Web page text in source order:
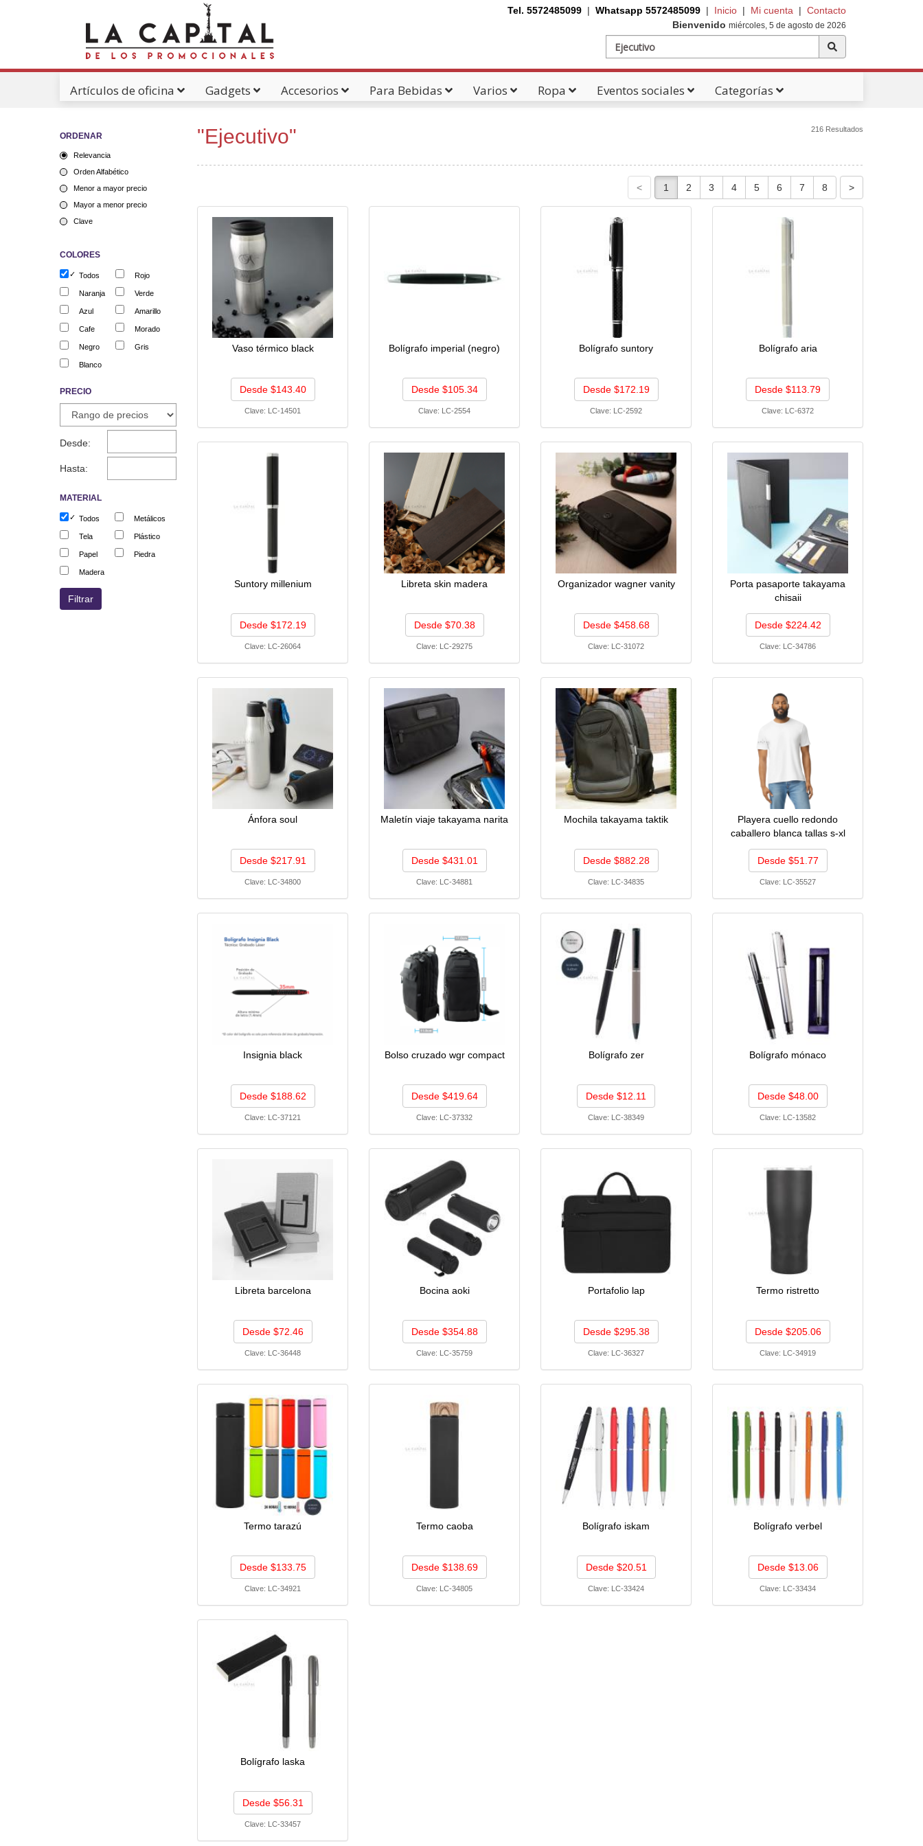
Tel. 5572485099 | Whatsapp 5572485099 | Inicio | Mi cuenta | Contacto
Bienvenido miércoles, 5 de agosto de 2026
Artículos de oficina Gadgets Accesorios Para Bebidas Varios Ropa Eventos sociales Categorías
ORDENAR
Relevancia
Orden Alfabético
Menor a mayor precio
Mayor a menor precio
Clave
COLORES
Todos Rojo
Naranja Verde
Azul Amarillo
Cafe Morado
Negro Gris
Blanco
PRECIO
Desde:
Hasta:
MATERIAL
Todos Metálicos
Tela Plástico
Papel Piedra
Madera
"Ejecutivo" 216 Resultados
Vaso térmico black
Desde $143.40
Clave: LC-14501
Bolígrafo imperial (negro)
Desde $105.34
Clave: LC-2554
Bolígrafo suntory
Desde $172.19
Clave: LC-2592
Bolígrafo aria
Desde $113.79
Clave: LC-6372
Suntory millenium
Desde $172.19
Clave: LC-26064
Libreta skin madera
Desde $70.38
Clave: LC-29275
Organizador wagner vanity
Desde $458.68
Clave: LC-31072
Porta pasaporte takayama
chisaii
Desde $224.42
Clave: LC-34786
Ánfora soul
Desde $217.91
Clave: LC-34800
Maletín viaje takayama narita
Desde $431.01
Clave: LC-34881
Mochila takayama taktik
Desde $882.28
Clave: LC-34835
Playera cuello redondo
caballero blanca tallas s-xl
Desde $51.77
Clave: LC-35527
Insignia black
Desde $188.62
Clave: LC-37121
Bolso cruzado wgr compact
Desde $419.64
Clave: LC-37332
Bolígrafo zer
Desde $12.11
Clave: LC-38349
Bolígrafo mónaco
Desde $48.00
Clave: LC-13582
Libreta barcelona
Desde $72.46
Clave: LC-36448
Bocina aoki
Desde $354.88
Clave: LC-35759
Portafolio lap
Desde $295.38
Clave: LC-36327
Termo ristretto
Desde $205.06
Clave: LC-34919
Termo tarazú
Desde $133.75
Clave: LC-34921
Termo caoba
Desde $138.69
Clave: LC-34805
Bolígrafo iskam
Desde $20.51
Clave: LC-33424
Bolígrafo verbel
Desde $13.06
Clave: LC-33434
Bolígrafo laska
Desde $56.31
Clave: LC-33457